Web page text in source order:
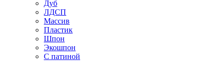
Дуб
ЛДСП
Массив
Пластик
Шпон
Экошпон
С патиной